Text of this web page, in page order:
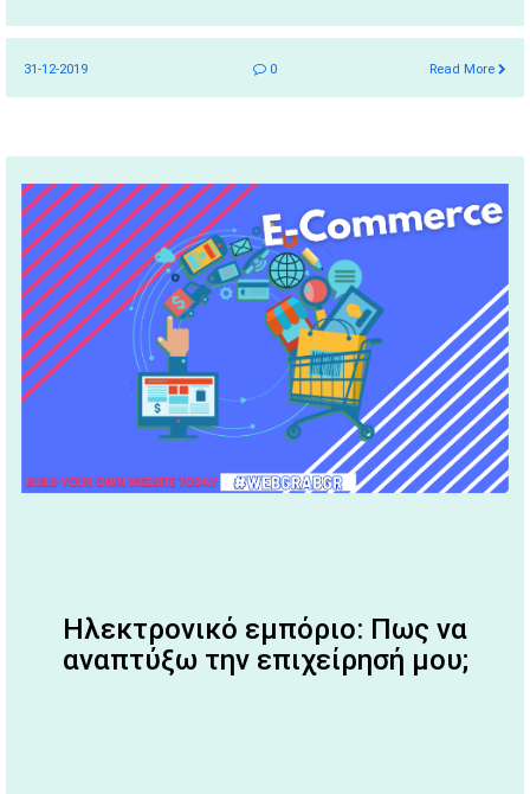
31-12-2019 0 Read More
Ηλεκτρονικό εμπόριο: Πως να
αναπτύξω την επιχείρησή μου;